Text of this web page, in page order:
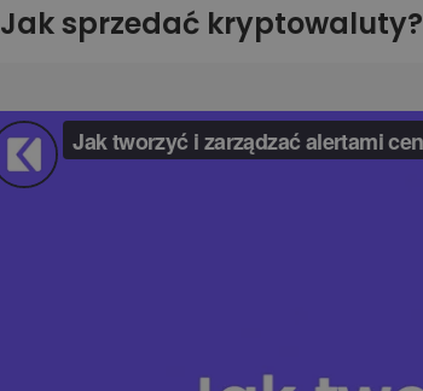
Jak sprzedać kryptowaluty?